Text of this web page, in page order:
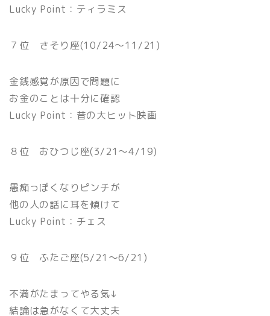
Lucky Point：ティラミス
７位 さそり座(10/24〜11/21)
金銭感覚が原因で問題に
お金のことは十分に確認
Lucky Point：昔の大ヒット映画
８位 おひつじ座(3/21〜4/19)
愚痴っぽくなりピンチが
他の人の話に耳を傾けて
Lucky Point：チェス
９位 ふたご座(5/21〜6/21)
不満がたまってやる気↓
結論は急がなくて大丈夫